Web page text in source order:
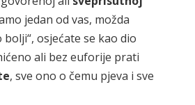
jedan od vas, možda
osjećate se kao dio
ali bez euforije prati
, sve ono o čemu pjeva i sve